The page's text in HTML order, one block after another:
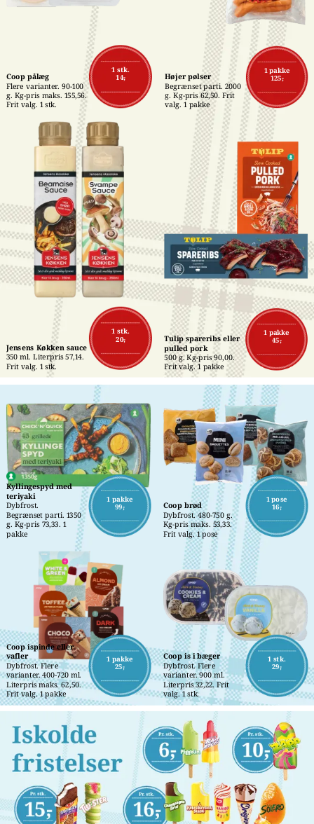
1 stk.
14,-
Coop pålæg
Flere varianter. 90-100
g. Kg-pris maks. 155,56.
Frit valg. 1 stk.
1 pakke
125,-
Højer pølser
Begrænset parti. 2000
g. Kg-pris 62,50. Frit
valg. 1 pakke
1 stk.
20,-
Jensens Køkken sauce
350 ml. Literpris 57,14.
Frit valg. 1 stk.
1 pakke
45,-
Tulip spareribs eller
pulled pork
500 g. Kg-pris 90,00.
Frit valg. 1 pakke
1 pakke
99,-
Kyllingespyd med
teriyaki
Dybfrost.
Begrænset parti. 1350
g. Kg-pris 73,33. 1
pakke
1 pose
16,-
Coop brød
Dybfrost. 480-750 g.
Kg-pris maks. 53,33.
Frit valg. 1 pose
1 pakke
25,-
Coop ispinde eller
vafler
Dybfrost. Flere
varianter. 400-720 ml.
Literpris maks. 62,50.
Frit valg. 1 pakke
1 stk.
29,-
Coop is i bæger
Dybfrost. Flere
varianter. 900 ml.
Literpris 32,22. Frit
valg. 1 stk.